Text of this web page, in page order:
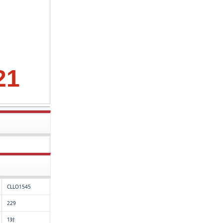
CLLO1545
229
1対